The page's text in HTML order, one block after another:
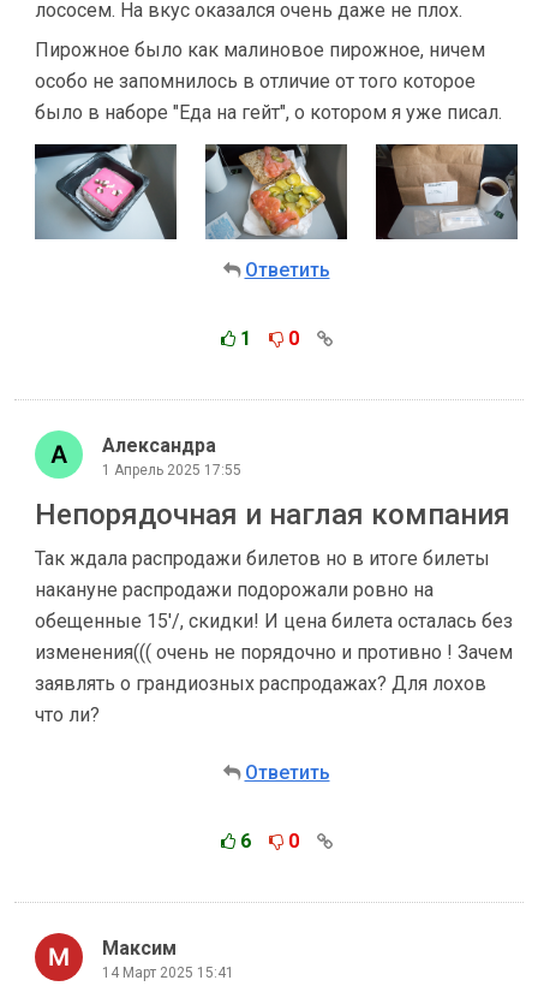
лососем. На вкус оказался очень даже не плох.
Пирожное было как малиновое пирожное, ничем
особо не запомнилось в отличие от того которое
было в наборе "Еда на гейт", о котором я уже писал.
Ответить
1 0
Александра
1 Апрель 2025 17:55
Непорядочная и наглая компания
Так ждала распродажи билетов но в итоге билеты
накануне распродажи подорожали ровно на
обещенные 15'/, скидки! И цена билета осталась без
изменения((( очень не порядочно и противно ! Зачем
заявлять о грандиозных распродажах? Для лохов
что ли?
Ответить
6 0
Максим
14 Март 2025 15:41